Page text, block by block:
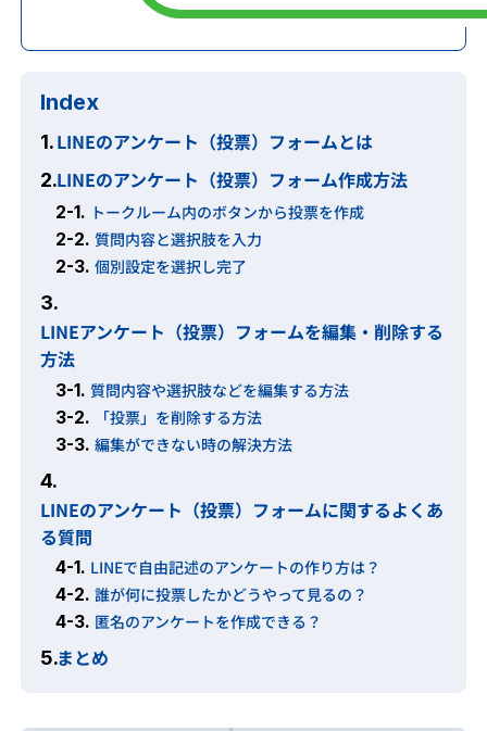
Index
1.LINEのアンケート（投票）フォームとは
2.LINEのアンケート（投票）フォーム作成方法
2-1. トークルーム内のボタンから投票を作成
2-2. 質問内容と選択肢を入力
2-3. 個別設定を選択し完了
3.
LINEアンケート（投票）フォームを編集・削除する
方法
3-1. 質問内容や選択肢などを編集する方法
3-2.
「投票」を削除する方法
3-3. 編集ができない時の解決方法
4.
LINEのアンケート（投票）フォームに関するよくあ
る質問
4-1. LINEで自由記述のアンケートの作り方は？
4-2. 誰が何に投票したかどうやって見るの？
4-3. 匿名のアンケートを作成できる？
5.まとめ